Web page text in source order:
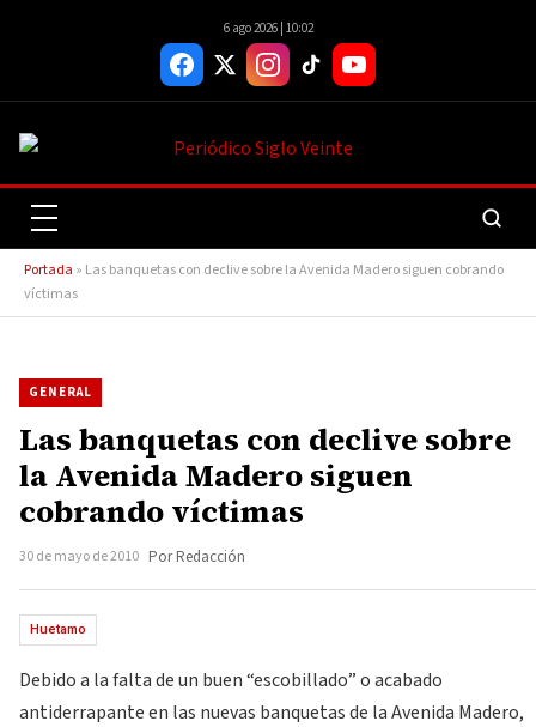
6 ago 2026 | 10:02
Portada » Las banquetas con declive sobre la Avenida Madero siguen cobrando
víctimas
GENERAL
Las banquetas con declive sobre
la Avenida Madero siguen
cobrando víctimas
30 de mayo de 2010 Por Redacción
Huetamo
Debido a la falta de un buen “escobillado” o acabado
antiderrapante en las nuevas banquetas de la Avenida Madero,